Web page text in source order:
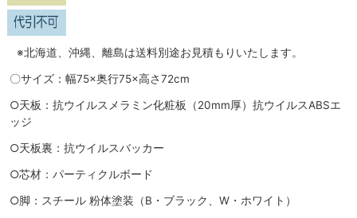
※北海道、沖縄、離島は送料別途お見積もりいたします。
〇サイズ：幅75×奥行75×高さ72cm
○天板：抗ウイルスメラミン化粧板（20mm厚）抗ウイルスABSエ
ッジ
○天板裏：抗ウイルスバッカー
○芯材：パーティクルボード
○脚：スチール 粉体塗装（B・ブラック、W・ホワイト）